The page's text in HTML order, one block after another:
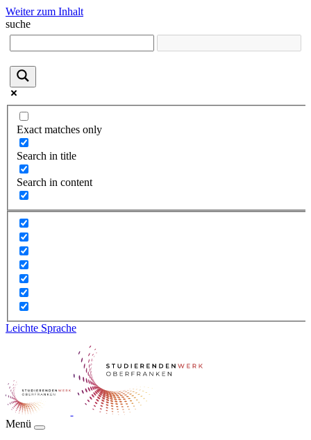
Weiter zum Inhalt
suche
Exact matches only
Search in title
Search in content
Leichte Sprache
Menü